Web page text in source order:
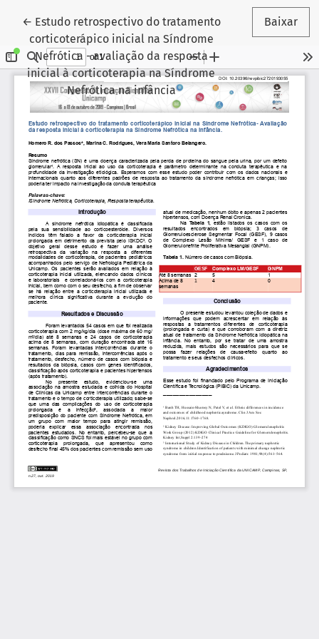
← Voltar aos Detalhes do Artigo
Estudo retrospectivo do tratamento
corticoterápico inicial na Síndrome
Nefrótica - avaliação da resposta
inicial à corticoterapia na Síndrome
Nefrótica na infância
Baixar